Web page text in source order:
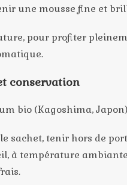
une mousse fine et
pour profiter
conservation
bio (Kagoshima,
sachet, tenir hors de
à température